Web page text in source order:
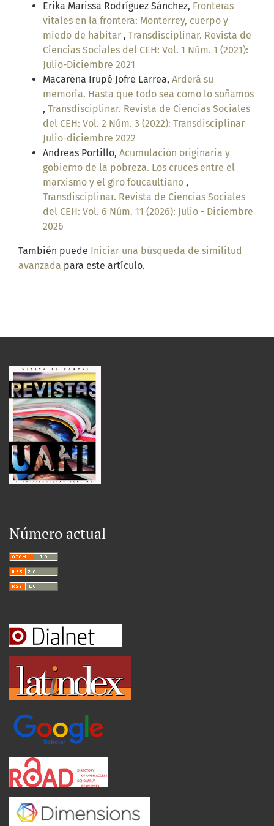
Erika Marissa Rodríguez Sánchez, Fronteras
vitales en la frontera: Monterrey, cuerpo y
miedo de habitar , Transdisciplinar. Revista de
Ciencias Sociales del CEH: Vol. 1 Núm. 1 (2021):
Julio-Diciembre 2021
Macarena Irupé Jofre Larrea, Arderá su
memoria. Hasta que todo sea como lo soñamos
, Transdisciplinar. Revista de Ciencias Sociales
del CEH: Vol. 2 Núm. 3 (2022): Transdisciplinar
Julio-diciembre 2022
Andreas Portillo, Acumulación originaria y
gobierno de la pobreza. Los cruces entre el
marxismo y el giro foucaultiano ,
Transdisciplinar. Revista de Ciencias Sociales
del CEH: Vol. 6 Núm. 11 (2026): Julio - Diciembre
2026
También puede Iniciar una búsqueda de similitud
avanzada para este artículo.
Número actual